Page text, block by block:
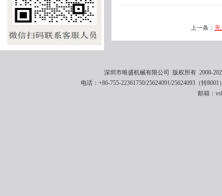
上一条： 无
深圳市唯盛机械有限公司 版权所有 2008-
电话：+86-755-22361750/25624091/25624093（转
邮箱：